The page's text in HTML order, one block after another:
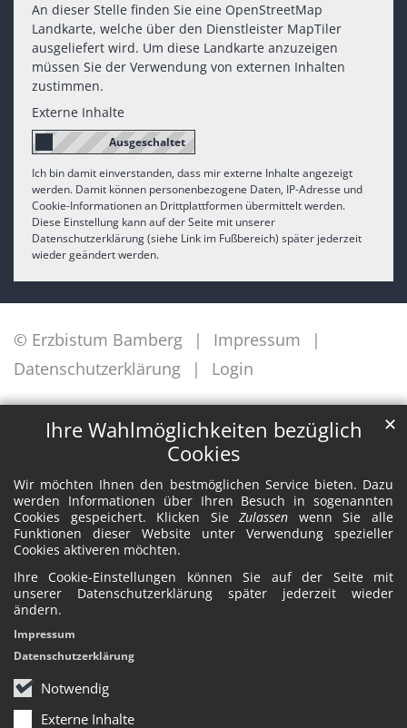
Ihre Wahlmöglichkeiten bezüglich
Cookies
Wir möchten Ihnen den bestmöglichen Service bieten. Dazu
werden Informationen über Ihren Besuch in sogenannten
Cookies gespeichert. Klicken SieZulassen wenn Sie alle
Funktionen dieser Website unter Verwendung spezieller
Cookies aktiveren möchten.
Ihre Cookie-Einstellungen können Sie auf der Seite mit
unserer Datenschutzerklärung später jederzeit wieder
ändern.
Notwendig
Externe Inhalte
✕
Impressum
Datenschutzerklärung
An dieser Stelle finden Sie eine OpenStreetMap
Landkarte, welche über den Dienstleister MapTiler
ausgeliefert wird. Um diese Landkarte anzuzeigen
müssen Sie der Verwendung von externen Inhalten
zustimmen.
Externe Inhalte
Ich bin damit einverstanden, dass mir externe Inhalte angezeigt
werden. Damit können personenbezogene Daten, IP-Adresse und
Cookie-Informationen an Drittplattformen übermittelt werden.
Diese Einstellung kann auf der Seite mit unserer
Datenschutzerklärung (siehe Link im Fußbereich) später jederzeit
wieder geändert werden.
© Erzbistum Bamberg
Impressum
Datenschutzerklärung
Login